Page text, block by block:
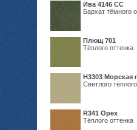
Ива 4146 СС
Бархат тёмного
Плющ 701
Тёплого оттенка
H3303 Морская
Светлого
R341 Орех
Тёплого оттенка